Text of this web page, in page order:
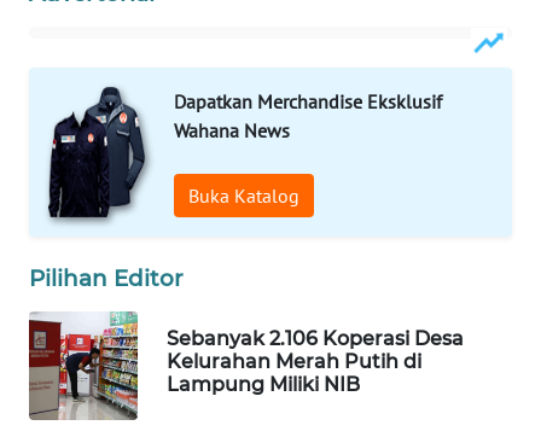
Dapatkan Merchandise Eksklusif
Wahana News
Buka Katalog
Pilihan Editor
Sebanyak 2.106 Koperasi Desa
Kelurahan Merah Putih di
Lampung Miliki NIB
LAPAK
WAHANA
Wahana
Network
LISTRIK
MASYARAKAT
KELISTRIKAN